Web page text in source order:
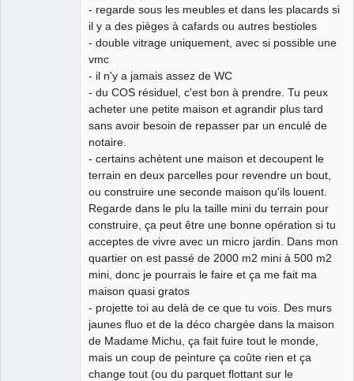
- regarde sous les meubles et dans les placards si
il y a des pièges à cafards ou autres bestioles
- double vitrage uniquement, avec si possible une
vmc
- il n'y a jamais assez de WC
- du COS résiduel, c'est bon à prendre. Tu peux
acheter une petite maison et agrandir plus tard
sans avoir besoin de repasser par un enculé de
notaire.
- certains achètent une maison et decoupent le
terrain en deux parcelles pour revendre un bout,
ou construire une seconde maison qu'ils louent.
Regarde dans le plu la taille mini du terrain pour
construire, ça peut être une bonne opération si tu
acceptes de vivre avec un micro jardin. Dans mon
quartier on est passé de 2000 m2 mini à 500 m2
mini, donc je pourrais le faire et ça me fait ma
maison quasi gratos
- projette toi au delà de ce que tu vois. Des murs
jaunes fluo et de la déco chargée dans la maison
de Madame Michu, ça fait fuire tout le monde,
mais un coup de peinture ça coûte rien et ça
change tout (ou du parquet flottant sur le